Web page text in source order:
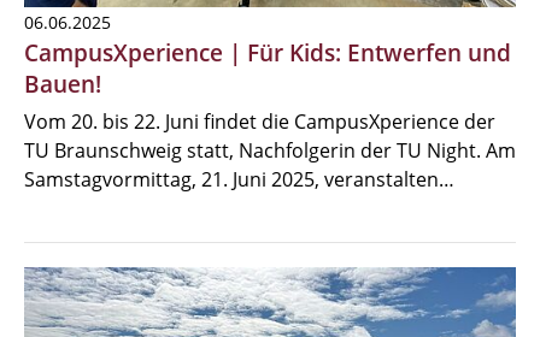
06.06.2025
CampusXperience | Für Kids: Entwerfen und
Bauen!
Vom 20. bis 22. Juni findet die CampusXperience der
TU Braunschweig statt, Nachfolgerin der TU Night. Am
Samstagvormittag, 21. Juni 2025, veranstalten…